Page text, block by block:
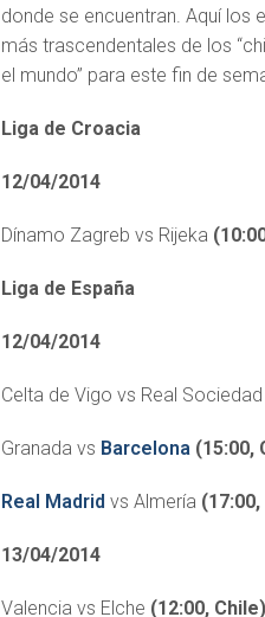
donde se encuentran. Aquí los
más trascendentales de los
el mundo” para este fin de
Liga de Croacia
12/04/2014
Dínamo Zagreb vs Rijeka
Liga de España
12/04/2014
Celta de Vigo vs Real Sociedad
Granada vs Barcelona (15:00,
Real Madrid vs Almería
13/04/2014
Valencia vs Elche (12:00, Chile)